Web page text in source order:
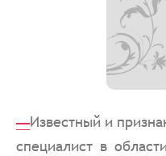
Известный и
специалист в